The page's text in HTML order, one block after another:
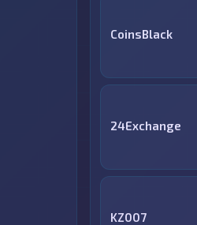
CoinsBlack
24Exchange
KZ007